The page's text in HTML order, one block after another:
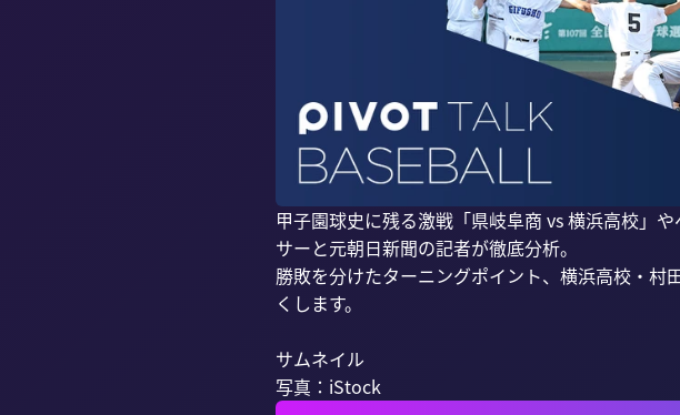
甲子園球史に残る激戦「県岐阜商 vs 横浜高校」
サーと元朝日新聞の記者が徹底分析。
勝敗を分けたターニングポイント、横浜高校・
くします。
サムネイル
写真：iStock